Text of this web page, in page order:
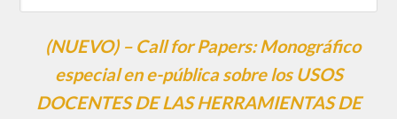
(NUEVO) – Call for Papers: Monográfico
especial en e-pública sobre los USOS
DOCENTES DE LAS HERRAMIENTAS DE